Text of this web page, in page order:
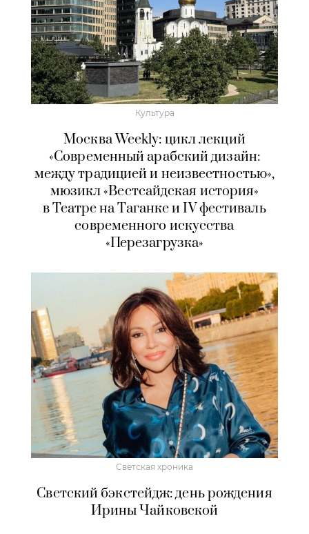
Культура
Москва Weekly: цикл лекций
«Современный арабский дизайн:
между традицией и неизвестностью»,
мюзикл «Вестсайдская история»
в Театре на Таганке и IV фестиваль
современного искусства
«Перезагрузка»
Светская хроника
Светский бэкстейдж: день рождения
Ирины Чайковской